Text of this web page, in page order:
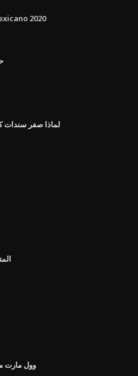
2020
لماذا صفر سندات
وول مارت